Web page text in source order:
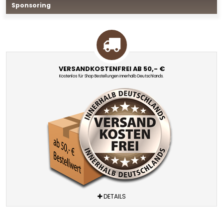
Sponsoring
VERSANDKOSTENFREI AB 50,- €
Kostenlos für Shop Bestellungen innerhalb Deutschlands.
DETAILS